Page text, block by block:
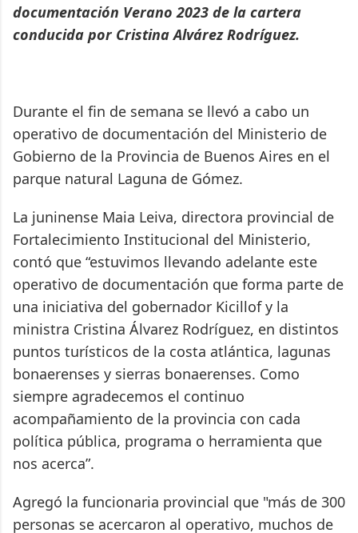
documentación Verano 2023 de la cartera
conducida por Cristina Alvárez Rodríguez.
Durante el fin de semana se llevó a cabo un
operativo de documentación del Ministerio de
Gobierno de la Provincia de Buenos Aires en el
parque natural Laguna de Gómez.
La juninense Maia Leiva, directora provincial de
Fortalecimiento Institucional del Ministerio,
contó que “estuvimos llevando adelante este
operativo de documentación que forma parte de
una iniciativa del gobernador Kicillof y la
ministra Cristina Álvarez Rodríguez, en distintos
puntos turísticos de la costa atlántica, lagunas
bonaerenses y sierras bonaerenses. Como
siempre agradecemos el continuo
acompañamiento de la provincia con cada
política pública, programa o herramienta que
nos acerca”.
Agregó la funcionaria provincial que "más de 300
personas se acercaron al operativo, muchos de